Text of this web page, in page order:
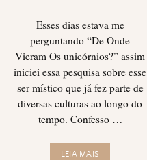
Esses dias estava me
perguntando “De Onde
Vieram Os unicórnios?” assim
iniciei essa pesquisa sobre esse
ser místico que já fez parte de
diversas culturas ao longo do
tempo. Confesso …
LEIA MAIS